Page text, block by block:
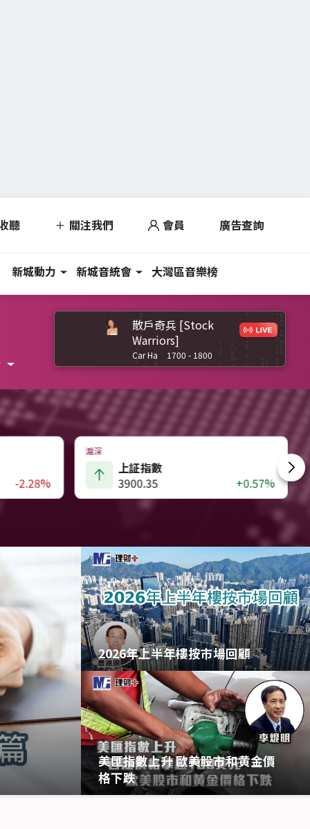
聽 關注我們 會員 廣告查詢
新城動力 新城音統會 大灣區音樂榜
散戶奇兵 [Stock
Warriors]
Car Ha 1700 - 1800
+0.57%
滬深
深證成指
14110.12
-0.24%
2026年上半年樓按市場回顧
美匯指數上升 歐美股市和黄金價
格下跌